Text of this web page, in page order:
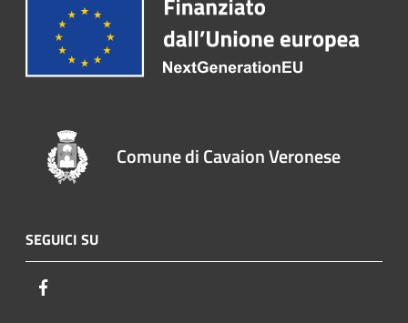
Comune di Cavaion Veronese
SEGUICI SU